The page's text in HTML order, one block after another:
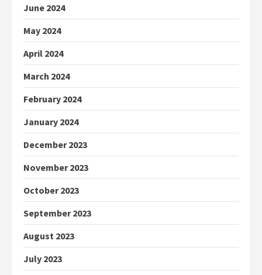
June 2024
May 2024
April 2024
March 2024
February 2024
January 2024
December 2023
November 2023
October 2023
September 2023
August 2023
July 2023